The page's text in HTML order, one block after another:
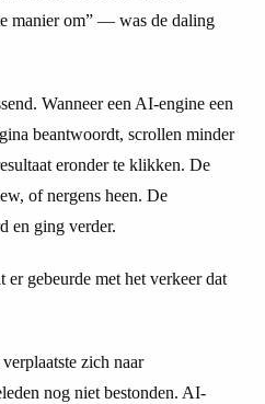
manier om” — was de daling
Wanneer een AI-engine een
beantwoordt, scrollen minder
eronder te klikken. De
of nergens heen. De
en ging verder.
er gebeurde met het verkeer dat
zich naar
nog niet bestonden. AI-